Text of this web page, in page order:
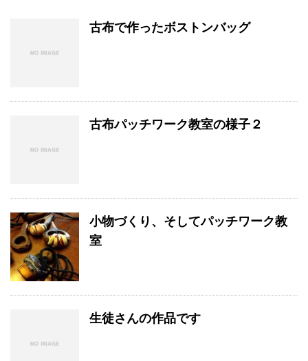
古布で作ったボストンバッグ
古布パッチワーク教室の様子２
小物づくり、そしてパッチワーク教
室
生徒さんの作品です